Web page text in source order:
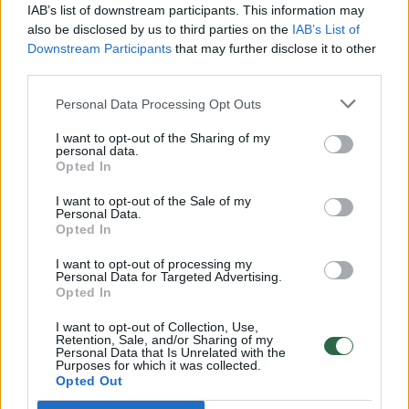
IAB’s list of downstream participants. This information may
also be disclosed by us to third parties on the IAB’s List of
Downstream Participants that may further disclose it to other
Personal Data Processing Opt Outs
I want to opt-out of the Sharing of my
personal data.
Opted In
I want to opt-out of the Sale of my
Personal Data.
Opted In
I want to opt-out of processing my
Personal Data for Targeted Advertising.
Opted In
I want to opt-out of Collection, Use,
Retention, Sale, and/or Sharing of my
Personal Data that Is Unrelated with the
Purposes for which it was collected.
Opted Out
Vaizdai iš tragiškos avarijos Vilniaus r.: dviejų moterų ir
vaiko gyvybių išgelbėti nepavyko
Lietuvos diena
32 laipsnių šilumos
Žinios | Orai
Nufilmavo, kaip patvino Vilniaus Vakarinis aplinkkelis:
vaizdas pribloškia
Žinios | Lietuvos diena
00:02:01
„Pagarba pirmajai premjerei“: pasidalijo jautriais
prisiminimais apie Kazimierą Prunskienę
Žinios | Lietuvos diena